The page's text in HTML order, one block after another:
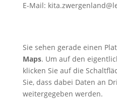
E-Mail:
Sie sehen gerade einen
Maps. Um auf den
klicken Sie auf die
Sie, dass dabei Daten an
weitergegeben werden.